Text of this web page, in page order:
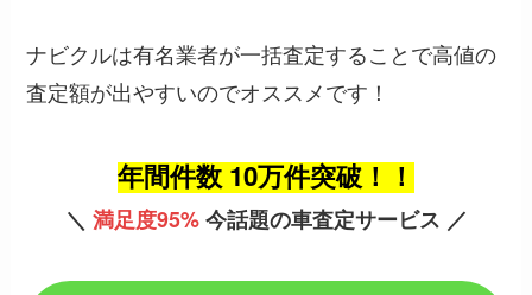
ナビクルは有名業者が一括査定することで高値の
査定額が出やすいのでオススメです！
年間件数 10万件突破！！
＼ 満足度95%今話題の車査定サービス ／